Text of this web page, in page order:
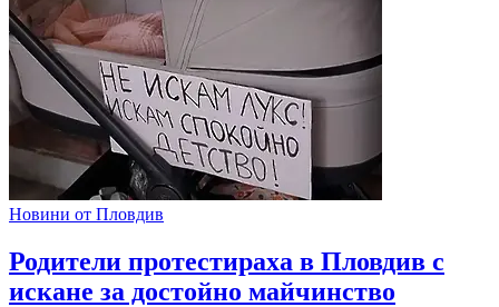
Новини от Пловдив
Родители протестираха в Пловдив с
искане за достойно майчинство